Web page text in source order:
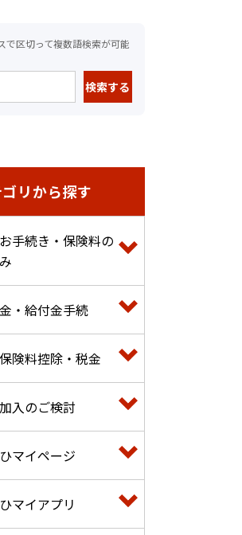
で区切って複数語検索が可能
リから探す
手続き・保険料の
・給付金手続
険料控除・税金
入のご検討
マイページ
マイアプリ